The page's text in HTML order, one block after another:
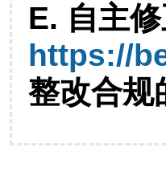
E. 自主
https://
整改合规